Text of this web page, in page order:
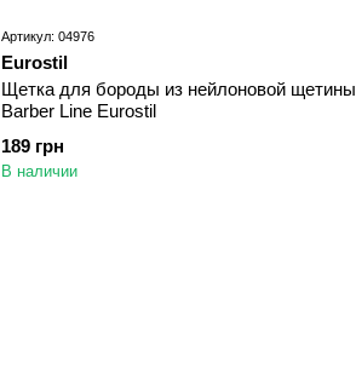
Артикул: 04976
Eurostil
Щетка для бороды из нейлоновой щетины
Barber Line Eurostil
189 грн
В наличии